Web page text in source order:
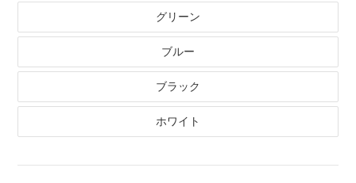
グリーン
ブルー
ブラック
ホワイト